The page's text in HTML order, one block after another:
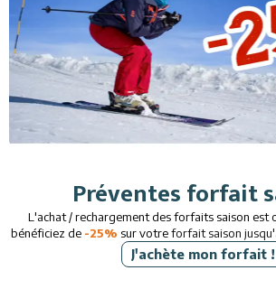
Services
Animations
Préventes forfait
L'achat / rechargement des forfaits saison est
bénéficiez de -25% sur votreforfait saison
J'achète mon forfait !